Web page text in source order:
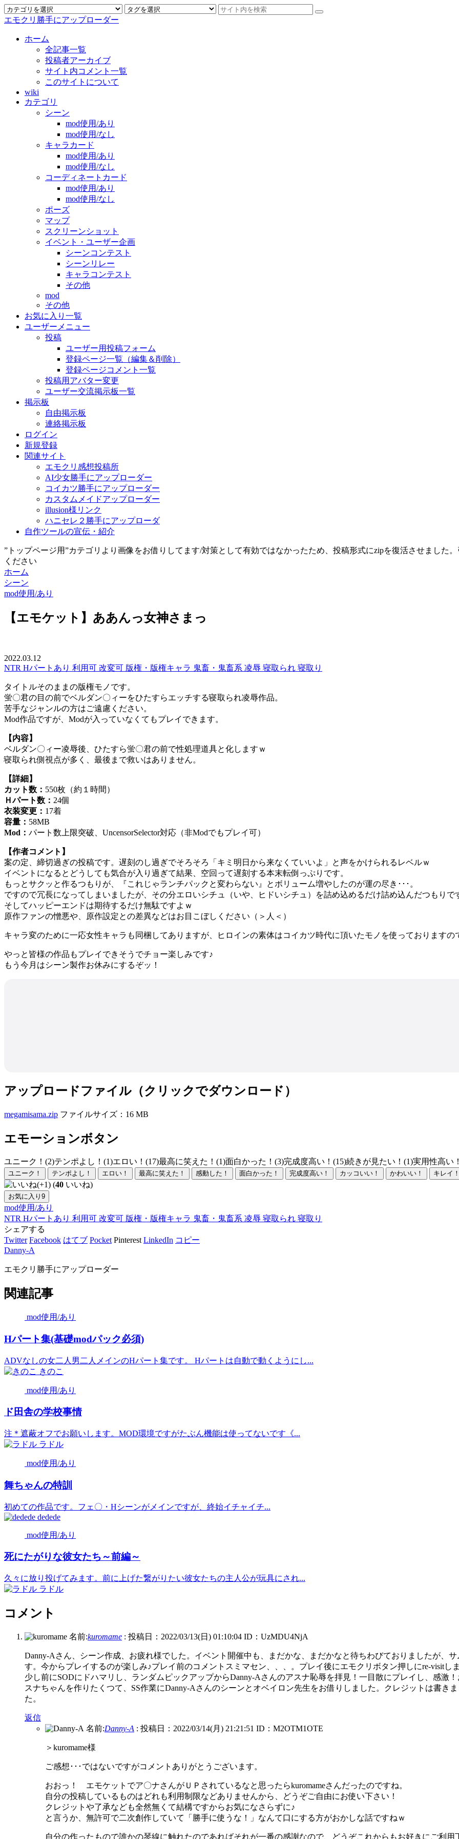
エモクリ勝手にアップローダー
ホーム
全記事一覧
投稿者アーカイブ
サイト内コメント一覧
このサイトについて
wiki
カテゴリ
シーン
mod使用/あり
mod使用/なし
キャラカード
mod使用/あり
mod使用/なし
コーディネートカード
mod使用/あり
mod使用/なし
ポーズ
マップ
スクリーンショット
イベント・ユーザー企画
シーンコンテスト
シーンリレー
キャラコンテスト
その他
mod
その他
お気に入り一覧
ユーザーメニュー
投稿
ユーザー用投稿フォーム
登録ページ一覧（編集＆削除）
登録ページコメント一覧
投稿用アバター変更
ユーザー交流掲示板一覧
掲示板
自由掲示板
連絡掲示板
ログイン
新規登録
関連サイト
エモクリ感想投稿所
AI少女勝手にアップローダー
コイカツ勝手にアップローダー
カスタムメイドアップローダー
illusion様リンク
ハニセレ２勝手にアップローダ
自作ツールの宣伝・紹介
”トップページ用”カテゴリより画像をお借りしてます/対策として有効ではなかったため、投稿形式にzipを復活させました
ください
ホーム
シーン
mod使用/あり
【エモケット】ああんっ女神さまっ
2022.03.12
NTR Hパートあり 利用可 改変可 版権・版権キャラ 鬼畜・鬼畜系 凌辱 寝取られ 寝取り
タイトルそのままの版権モノです。
蛍〇君の目の前でベルダン〇ィーをひたすらエッチする寝取られ凌辱作品。
苦手なジャンルの方はご遠慮ください。
Mod作品ですが、Modが入っていなくてもプレイできます。
【内容】
ベルダン〇ィー凌辱後、ひたすら蛍〇君の前で性処理道具と化しますｗ
寝取られ側視点が多く、最後まで救いはありません。
【詳細】
カット数： 550枚（約１時間）
Ｈパート数： 24個
衣装変更： 17着
容量： 58MB
Mod： パート数上限突破、UncensorSelector対応（非Modでもプレイ可）
【作者コメント】
案の定、締切過ぎの投稿です。遅刻のし過ぎでそろそろ「キミ明日から来なくていいよ」と声をかけられるレベルｗ
イベントになるとどうしても気合が入り過ぎて結果、空回って遅刻する本末転倒っぷりです。
もっとサクッと作るつもりが、『これじゃランチパックと変わらない』とボリューム増やしたのが運の尽き･･･。
ですので冗長になってしまいましたが、その分エロいシチュ（いや、ヒドいシチュ）を詰め込めるだけ詰め込んだつもり
そしてハッピーエンドは期待するだけ無駄ですよｗ
原作ファンの憎悪や、原作設定との差異などはお目こぼしください（＞人＜）
キャラ変のために一応女性キャラも同梱してありますが、ヒロインの素体はコイカツ時代に頂いたモノを使っております
やっと皆様の作品もプレイできそうでチョー楽しみです♪
もう今月はシーン製作お休みにするぞッ！
アップロードファイル（クリックでダウンロード）
megamisama.zip ファイルサイズ：16 MB
エモーションボタン
ユニーク！(2)テンポよし！(1)エロい！(17)最高に笑えた！(1)面白かった！(3)完成度高い！(15)続きが見たい！(1)実用性高い
ユニーク！ テンポよし！ エロい！ 最高に笑えた！ 感動した！ 面白かった！ 完成度高い！ カッコいい！ かわいい！ キレイ
(40 いいね)
お気に入り 9
mod使用/あり
NTR Hパートあり 利用可 改変可 版権・版権キャラ 鬼畜・鬼畜系 凌辱 寝取られ 寝取り
シェアする
Twitter Facebook はてブ Pocket Pinterest LinkedIn コピー
Danny-A
エモクリ勝手にアップローダー
関連記事
mod使用/あり
Hパート集(基礎modパック必須)
ADVなしの女二人男二人メインのHパート集です。 Hパートは自動で動くようにし...
きのこ
mod使用/あり
ド田舎の学校事情
注＊遮蔽オフでお願いします。MOD環境ですがたぶん機能は使ってないです《...
ラドル
mod使用/あり
舞ちゃんの特訓
初めての作品です。フェ〇・Hシーンがメインですが、終始イチャイチ...
dedede
mod使用/あり
死にたがりな彼女たち～前編～
久々に放り投げてみます。前に上げた繋がりたい彼女たちの主人公が玩具にされ...
ラドル
コメント
名前:kuromame : 投稿日：2022/03/13(日) 01:10:04 ID：UzMDU4NjA
Danny-Aさん、シーン作成、お疲れ様でした。イベント開催中も、まだかな、まだかなと待ちわびておりましたが、
す。今からプレイするのが楽しみ♪プレイ前のコメントスミマセン、、、。プレイ後にエモクリボタン押しにre-visit
少し前にSODにドハマリし、ランダムピックアップからDanny-Aさんのアスナ恥辱を拝見！一目散にプレイし、感激
スナちゃんを作りたくつて、SS作業にDanny-Aさんのシーンとオベイロン先生をお借りしました。クレジットは書き
た。
返信
名前:Danny-A : 投稿日：2022/03/14(月) 21:21:51 ID：M2OTM1OTE
＞kuromame様
ご感想･･･ではないですがコメントありがとうございます。
おおっ！ エモケットでア〇ナさんがＵＰされているなと思ったらkuromameさんだったのですね。
自分の投稿しているものはどれも利用制限などありませんから、どうぞご自由にお使い下さい！
クレジットや了承なども全然無くて結構ですからお気になさらずに♪
と言うか、無許可で二次創作していて「勝手に使うな！」なんて口にする方がおかしな話ですねｗ
自分の作ったもので誰かの琴線に触れたのであればそれが一番の感謝なので、どうぞこれからもお好きにご利